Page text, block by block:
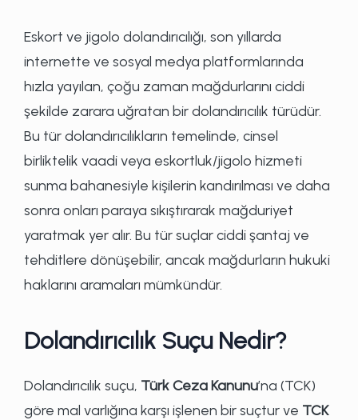
Eskort ve jigolo dolandırıcılığı, son yıllarda
internette ve sosyal medya platformlarında
hızla yayılan, çoğu zaman mağdurlarını ciddi
şekilde zarara uğratan bir dolandırıcılık türüdür.
Bu tür dolandırıcılıkların temelinde, cinsel
birliktelik vaadi veya eskortluk/jigolo hizmeti
sunma bahanesiyle kişilerin kandırılması ve daha
sonra onları paraya sıkıştırarak mağduriyet
yaratmak yer alır. Bu tür suçlar ciddi şantaj ve
tehditlere dönüşebilir, ancak mağdurların hukuki
haklarını aramaları mümkündür.
Dolandırıcılık Suçu Nedir?
Dolandırıcılık suçu, Türk Ceza Kanunu’na (TCK)
göre mal varlığına karşı işlenen bir suçtur ve TCK